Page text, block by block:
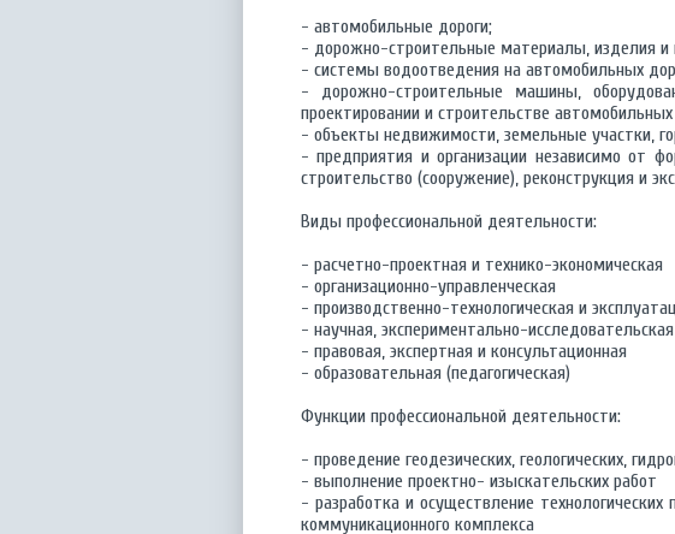
- автомобильные дороги;
- дорожно-строительные материалы, изделия и
- системы водоотведения на автомобильных
- дорожно-строительные машины,
проектировании и строительстве
- объекты недвижимости, земельные участки,
- предприятия и организации независимо от
строительство (сооружение), реконструкция и
Виды профессиональной деятельности:
- расчетно-проектная и технико-экономическая
- организационно-управленческая
- производственно-технологическая и
- научная, экспериментально-исследовательская
- правовая, экспертная и консультационная
- образовательная (педагогическая)
Функции профессиональной деятельности:
- проведение геодезических, геологических,
- выполнение проектно- изыскательских работ
- разработка и осуществление
коммуникационного комплекса